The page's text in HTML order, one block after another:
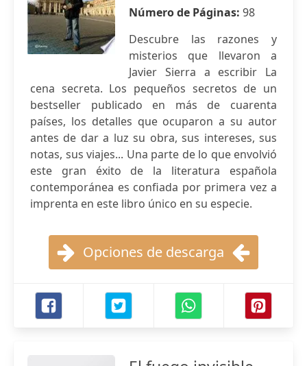
Número de Páginas: 98
Descubre las razones y
misterios que llevaron a
Javier Sierra a escribir La
cena secreta. Los pequeños secretos de un
bestseller publicado en más de cuarenta
países, los detalles que ocuparon a su autor
antes de dar a luz su obra, sus intereses, sus
notas, sus viajes... Una parte de lo que envolvió
este gran éxito de la literatura española
contemporánea es confiada por primera vez a
imprenta en este libro único en su especie.
Opciones de descarga